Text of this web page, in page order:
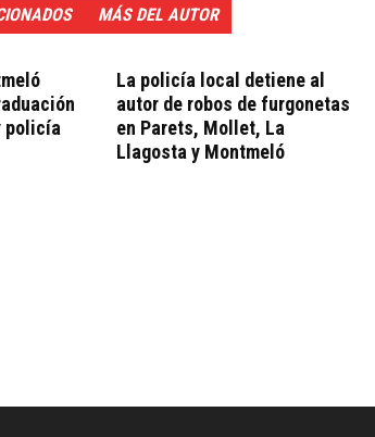
MÁS DEL AUTOR
policía
La policía local detiene al
autor de robos de furgonetas
en Parets, Mollet, La
Llagosta y Montmeló